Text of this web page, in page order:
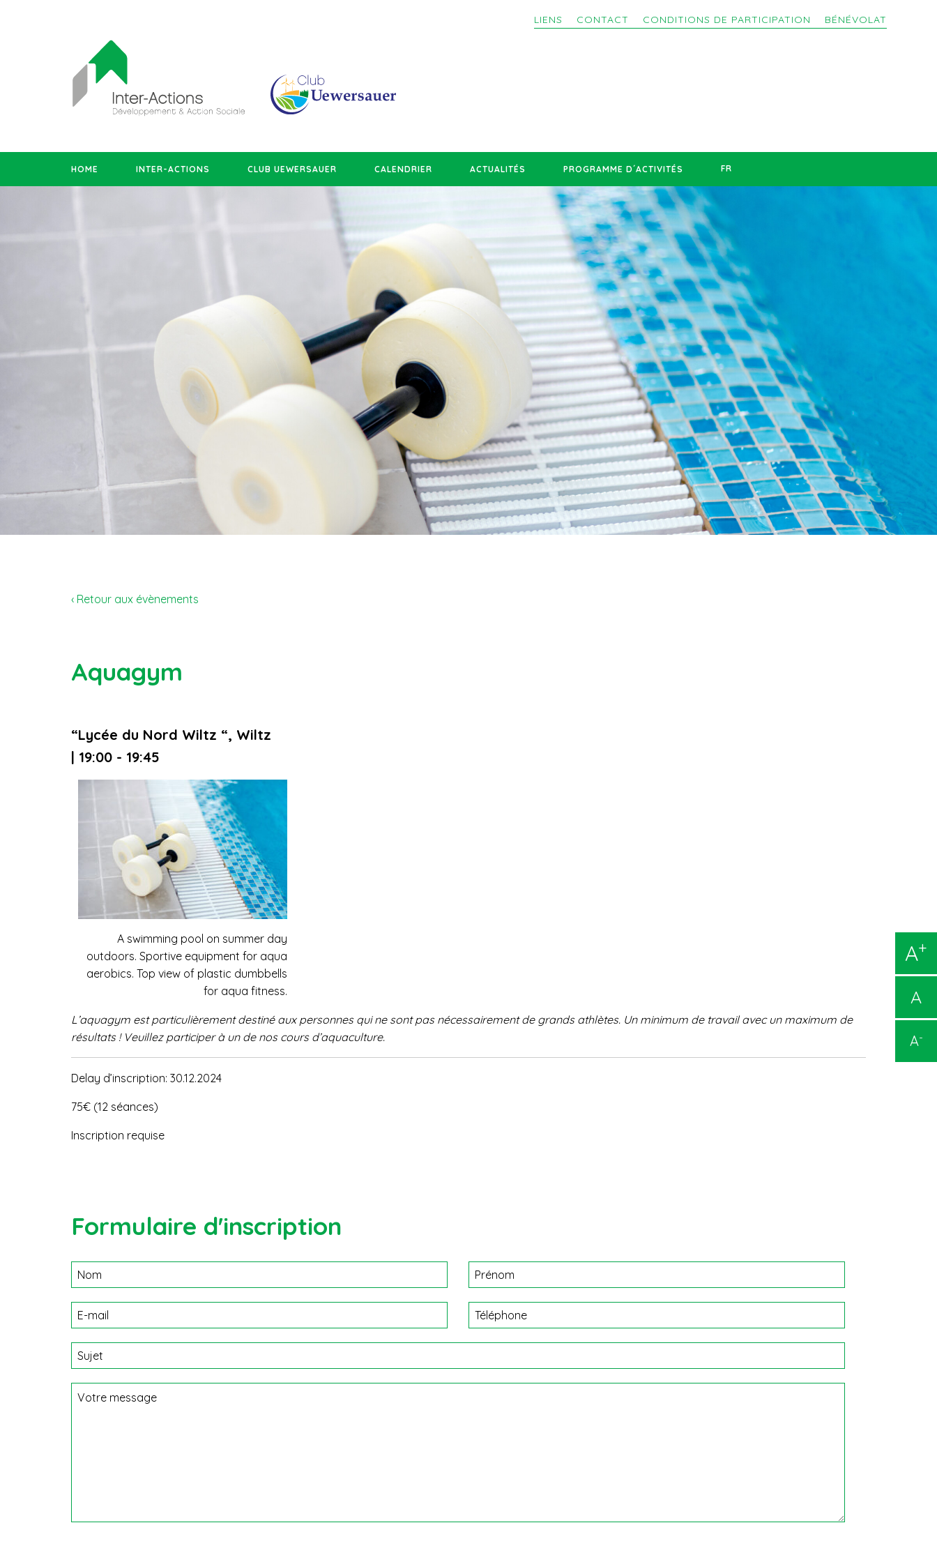
LIENS CONTACT CONDITIONS DE PARTICIPATION BÉNÉVOLAT
HOME INTER-ACTIONS CLUB UEWERSAUER CALENDRIER ACTUALITÉS PROGRAMME D´ACTIVITÉS FR
A+
A
A-
‹ Retour aux évènements
Aquagym
“Lycée du Nord Wiltz “, Wiltz
| 19:00 - 19:45
A swimming pool on summer day
outdoors. Sportive equipment for aqua
aerobics. Top view of plastic dumbbells
for aqua fitness.
L’aquagym est particulièrementdestiné aux personnes qui ne sont pas nécessairement de grands athlètes. Un minimum de travail avec un maximum de
résultats ! Veuillez participerà un de nos cours d’aquaculture.
Delay d’inscription: 30.12.2024
75€ (12 séances)
Inscription requise
Formulaire d'inscription